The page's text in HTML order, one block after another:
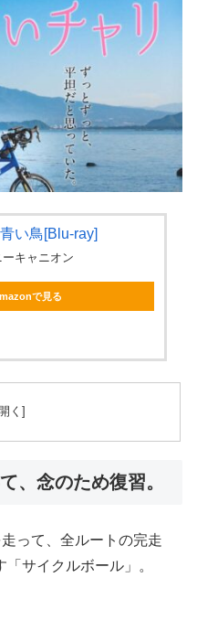
い鳥[Blu-ray]
ーキャニオン
で見る
、念のため復習。
走って、全ルートの完走
「サイクルボール」。